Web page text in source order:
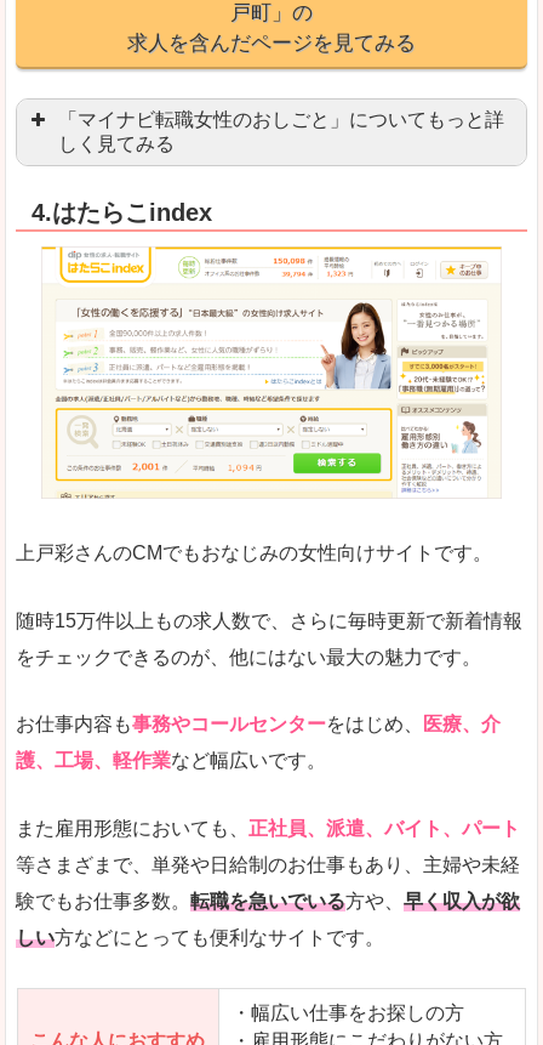
戸町」の
求人を含んだページを見てみる
「マイナビ転職女性のおしごと」についてもっと詳
しく見てみる
良いところ
「自分のペースで働きたい」「キャリアアップ」
はじめての転職についてのお役立ち情報が満載で
悪いところ
求人の掲載が少し見づらい印象があります。求人
給与が見た目ですぐにわからないことが多いです
詳しい説明 サイト内の検索の人気ワードで英語や中国語など
人気度 普通のマイナビの方を使っている方が多く、女
さまざまな検索機能が充実しており、条件面やこ
ただし、求人情報が少し見づらいです。
「マイナビ転職女性のおしごと」で「上北郡七
戸町」の
求人を含んだページを見てみる
4.はたらこindex
上戸彩さんのCMでもおなじみの女性向けサイトです。
随時15万件以上もの求人数で、さらに毎時更新で新着情報
をチェックできるのが、他にはない最大の魅力です。
お仕事内容も事務やコールセンターをはじめ、
医療、介
護、工場、軽作業など幅広いです。
また雇用形態においても、 正社員、派遣、バイト、パート
等さまざまで、単発や日給制のお仕事もあり、主婦や未経
験でもお仕事多数。 転職を急いでいる方や、 早く収入が欲
しい方などにとっても便利なサイトです。
・幅広い仕事をお探しの方